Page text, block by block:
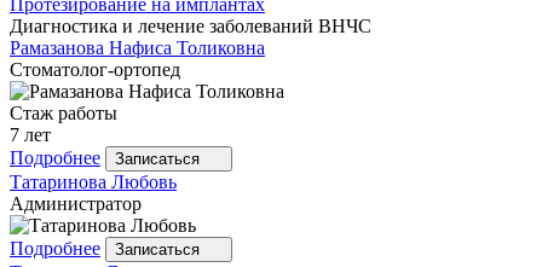
Протезирование на имплантах
Диагностика и лечение заболеваний ВНЧС
Рамазанова Нафиса Толиковна
Стоматолог-ортопед
Стаж работы
7 лет
Подробнее
Записаться
Татаринова Любовь
Администратор
Подробнее Записаться